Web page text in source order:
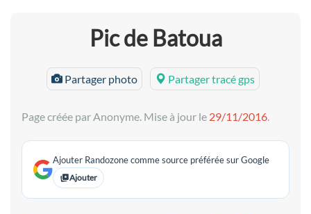
Pic de Batoua
Partager photo Partager tracé gps
Page créée par Anonyme. Mise à jour le 29/11/2016.
Ajouter Randozone comme source préférée sur Google
Ajouter